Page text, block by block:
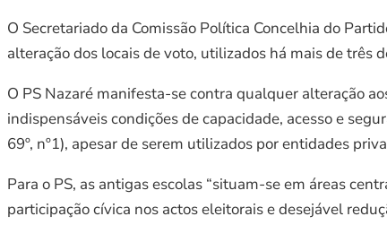
O Secretariado da Comissão Política Concelhia do
alteração dos locais de voto, utilizados há mais de três
O PS Nazaré manifesta-se contra qualquer alteração
indispensáveis condições de capacidade, acesso e
69º, nº1), apesar de serem utilizados por entidades
Para o PS, as antigas escolas “situam-se em áreas
participação cívica nos actos eleitorais e desejável